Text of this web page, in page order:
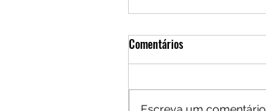
Capitu lê
Comentários